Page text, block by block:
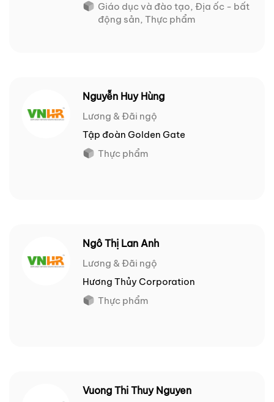
Giáo dục và đào tạo, Địa ốc - bất
động sản, Thực phẩm
Nguyễn Huy Hùng
Lương & Đãi ngộ
Tập đoàn Golden Gate
Thực phẩm
Ngô Thị Lan Anh
Lương & Đãi ngộ
Hương Thủy Corporation
Thực phẩm
Vuong Thi Thuy Nguyen